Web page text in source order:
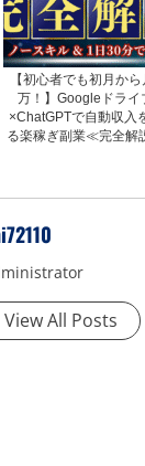
【初心者でも初月から
万！】Googleドライ
×ChatGPTで自動収入
る楽稼ぎ副業≪完全解
View All Posts